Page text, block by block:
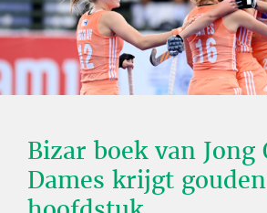
Bizar boek van Jong
Dames krijgt